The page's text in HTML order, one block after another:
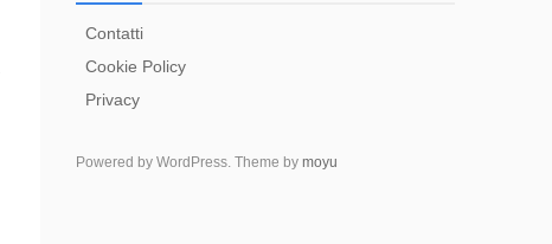
Contatti
Cookie Policy
Privacy
Powered by WordPress. Theme by moyu